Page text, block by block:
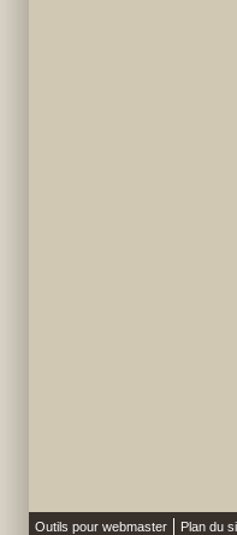
Outils pour webmaster Plan du